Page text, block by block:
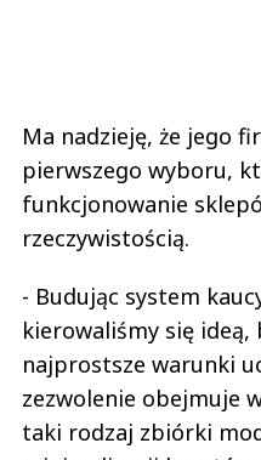
Ma nadzieję, że jego
pierwszego wyboru,
funkcjonowanie
rzeczywistością.
- Budując system
kierowaliśmy się ideą,
najprostsze warunki
zezwolenie obejmuje
taki rodzaj zbiórki